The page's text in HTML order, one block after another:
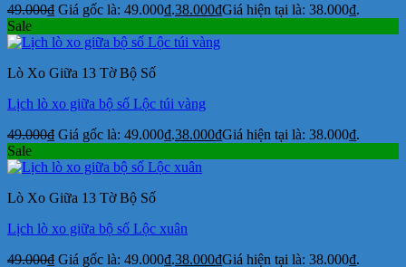
49.000₫ Giá gốc là: 49.000₫.38.000₫Giá hiện tại là: 38.000₫.
Sale
Lò Xo Giữa 13 Tờ Bộ Số
Lịch lò xo giữa bộ số Lộc túi vàng
49.000₫ Giá gốc là: 49.000₫.38.000₫Giá hiện tại là: 38.000₫.
Sale
Lò Xo Giữa 13 Tờ Bộ Số
Lịch lò xo giữa bộ số Lộc xuân
49.000₫ Giá gốc là: 49.000₫.38.000₫Giá hiện tại là: 38.000₫.